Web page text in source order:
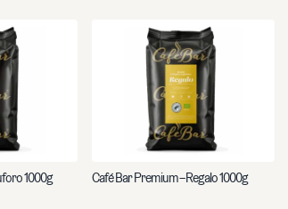
1000g Café Bar Premium – Regalo 1000g